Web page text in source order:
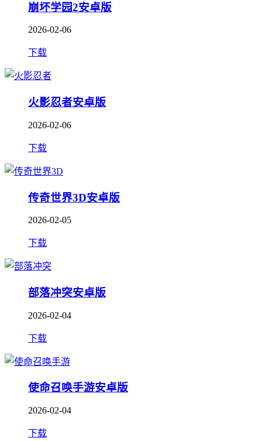
崩坏学园2安卓版
2026-02-06
下载
火影忍者安卓版
2026-02-06
下载
传奇世界3D安卓版
2026-02-05
下载
部落冲突安卓版
2026-02-04
下载
使命召唤手游安卓版
2026-02-04
下载